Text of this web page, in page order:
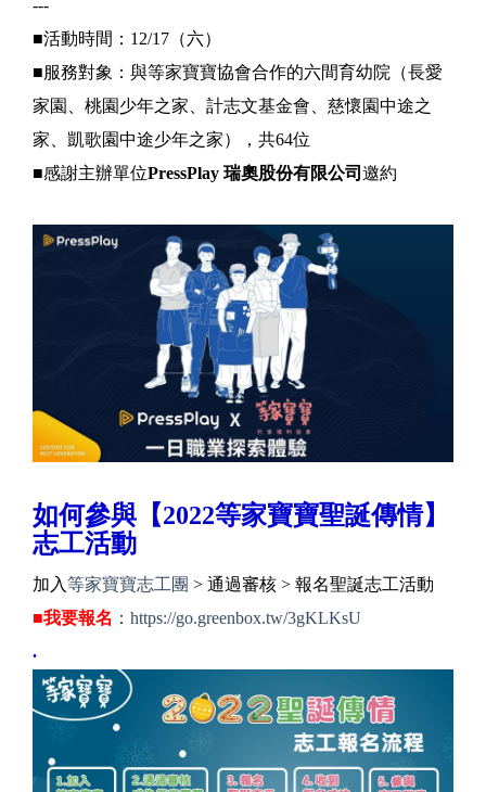
---
■活動時間：12/17（六）
■服務對象：與等家寶寶協會合作的六間育幼院（長愛
家園、桃園少年之家、計志文基金會、慈懷園中途之
家、凱歌園中途少年之家），共64位
■感謝主辦單位PressPlay 瑞奧股份有限公司 邀約
如何參與【2022等家寶寶聖誕傳情】
志工活動
加入等家寶寶志工團 > 通過審核 > 報名聖誕志工活動
■我要報名 ： https://go.greenbox.tw/3gKLKsU
.